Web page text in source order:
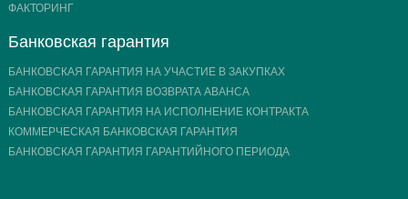
ФАКТОРИНГ
Банковская гарантия
БАНКОВСКАЯ ГАРАНТИЯ НА УЧАСТИЕ В ЗАКУПКАХ
БАНКОВСКАЯ ГАРАНТИЯ ВОЗВРАТА АВАНСА
БАНКОВСКАЯ ГАРАНТИЯ НА ИСПОЛНЕНИЕ КОНТРАКТА
КОММЕРЧЕСКАЯ БАНКОВСКАЯ ГАРАНТИЯ
БАНКОВСКАЯ ГАРАНТИЯ ГАРАНТИЙНОГО ПЕРИОДА